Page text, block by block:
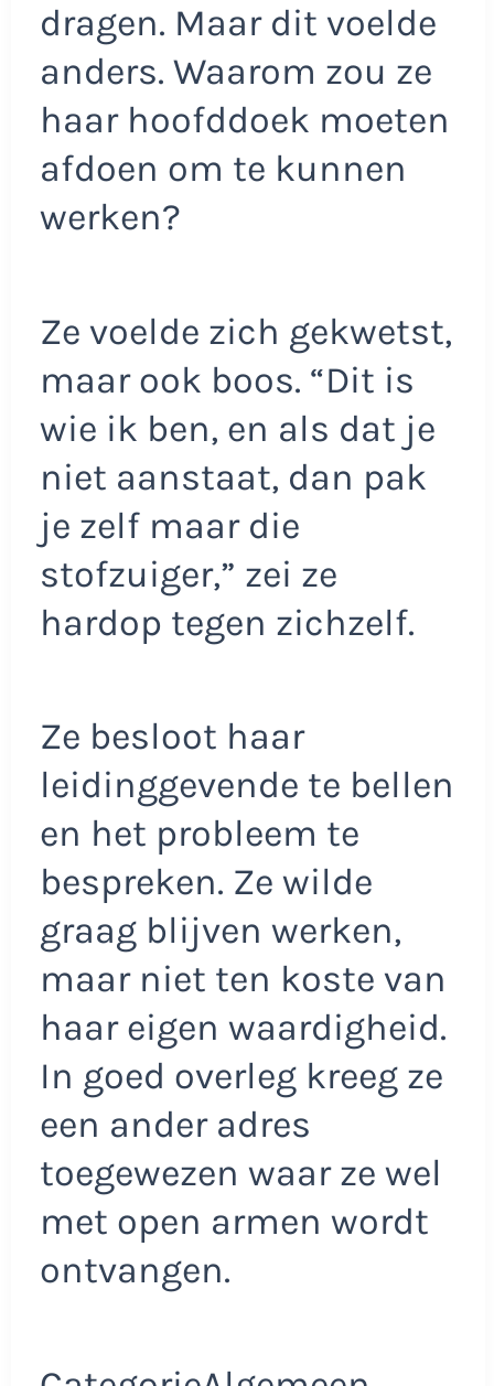
dragen. Maar dit voelde
anders. Waarom zou ze
haar hoofddoek moeten
afdoen om te kunnen
werken?
Ze voelde zich gekwetst,
maar ook boos. “Dit is
wie ik ben, en als dat je
niet aanstaat, dan pak
je zelf maar die
stofzuiger,” zei ze
hardop tegen zichzelf.
Ze besloot haar
leidinggevende te bellen
en het probleem te
bespreken. Ze wilde
graag blijven werken,
maar niet ten koste van
haar eigen waardigheid.
In goed overleg kreeg ze
een ander adres
toegewezen waar ze wel
met open armen wordt
ontvangen.